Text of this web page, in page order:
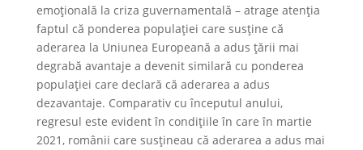
emoțională la criza guvernamentală – atrage atenția
faptul că ponderea populației care susține că
aderarea la Uniunea Europeană a adus țării mai
degrabă avantaje a devenit similară cu ponderea
populației care declară că aderarea a adus
dezavantaje. Comparativ cu începutul anului,
regresul este evident în condițiile în care în martie
2021, românii care susțineau că aderarea a adus mai